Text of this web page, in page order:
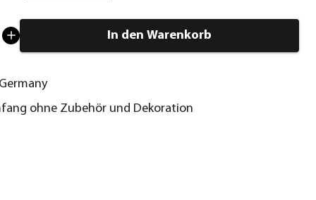
In den Warenkorb
ohne Zubehör und Dekoration